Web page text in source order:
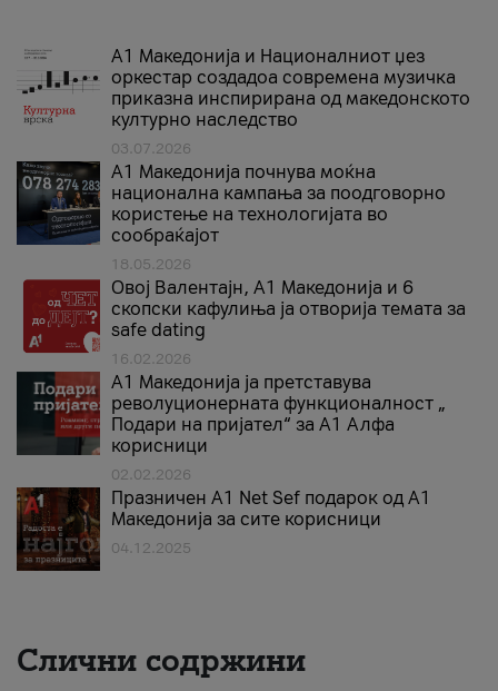
А1 Македонија и Националниот џез
оркестар создадоа современа музичка
приказна инспирирана од македонското
културно наследство
03.07.2026
A1 Македонија почнува моќна
национална кампања за поодговорно
користење на технологијата во
сообраќајот
18.05.2026
Овој Валентајн, A1 Македонија и 6
скопски кафулиња ја отворија темата за
safe dating
16.02.2026
А1 Македонија ја претставува
револуционерната функционалност „
Подари на пријател“ за А1 Алфа
корисници
02.02.2026
Празничен A1 Net Sеf подарок од А1
Македонија за сите корисници
04.12.2025
Слични содржини